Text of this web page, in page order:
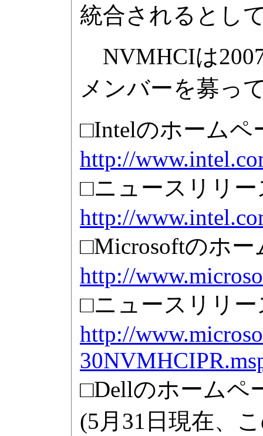
統合されるとし
NVMHCIは
メンバーを募っ
□Intelのホームペ
http://
□ニュースリリー
http://
□Microsoftのホ
http://
□ニュースリリー
http://
□Dellのホームペ
(5月31日現在、